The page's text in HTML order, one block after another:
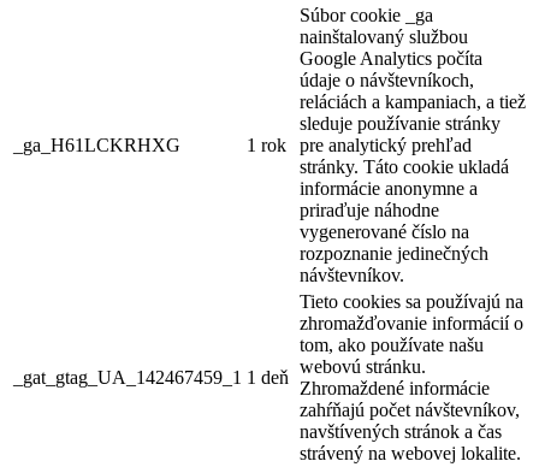
_ga_H61LCKRHXG 1 rok
Súbor cookie _ga
nainštalovaný službou
Google Analytics počíta
údaje o návštevníkoch,
reláciách a kampaniach, a tiež
sleduje používanie stránky
pre analytický prehľad
stránky. Táto cookie ukladá
informácie anonymne a
priraďuje náhodne
vygenerované číslo na
rozpoznanie jedinečných
návštevníkov.
_gat_gtag_UA_142467459_1 1 deň
Tieto cookies sa používajú na
zhromažďovanie informácií o
tom, ako používate našu
webovú stránku.
Zhromaždené informácie
zahŕňajú počet návštevníkov,
navštívených stránok a čas
strávený na webovej lokalite.